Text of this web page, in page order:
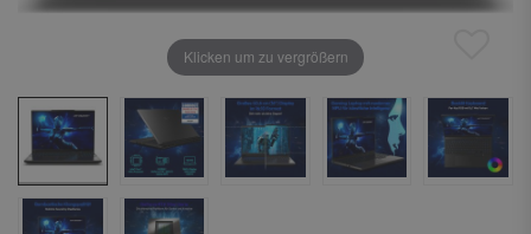
Klicken um zu vergrößern